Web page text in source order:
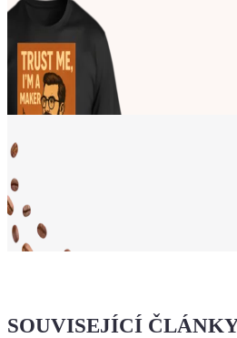
že jsi Maker!
SOUVISEJÍCÍ